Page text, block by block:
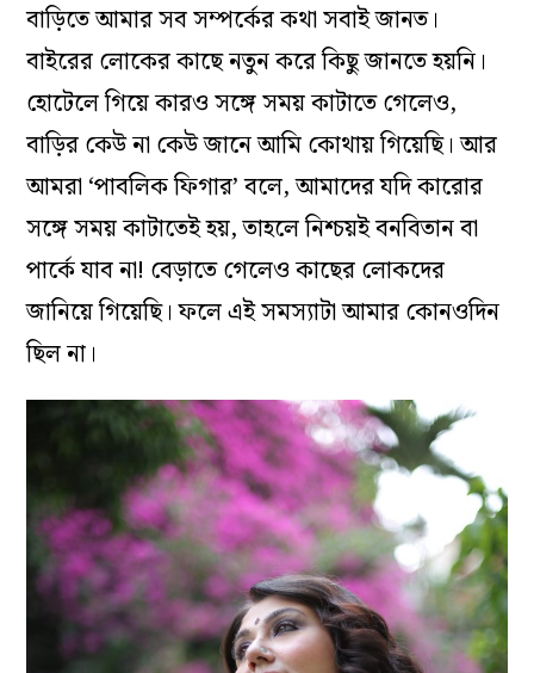
বাড়িতে আমার সব সম্পর্কের কথা সবাই জানত।
বাইরের লোকের কাছে নতুন করে কিছু জানতে হয়নি।
হোটেলে গিয়ে কারও সঙ্গে সময় কাটাতে গেলেও,
বাড়ির কেউ না কেউ জানে আমি কোথায় গিয়েছি। আর
আমরা ‘পাবলিক ফিগার’ বলে, আমাদের যদি কারোর
সঙ্গে সময় কাটাতেই হয়, তাহলে নিশ্চয়ই বনবিতান বা
পার্কে যাব না! বেড়াতে গেলেও কাছের লোকদের
জানিয়ে গিয়েছি। ফলে এই সমস‌্যাটা আমার কোনওদিন
ছিল না।